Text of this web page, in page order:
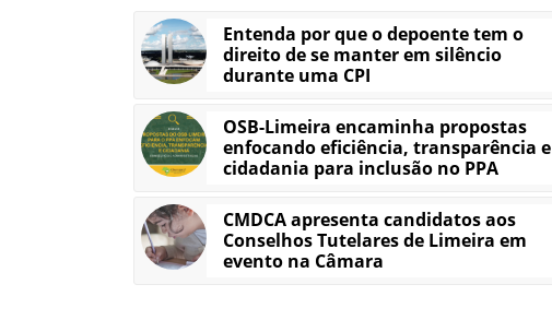
Entenda por que o depoente tem o
direito de se manter em silêncio
durante uma CPI
OSB-Limeira encaminha propostas
enfocando eficiência, transparência e
cidadania para inclusão no PPA
CMDCA apresenta candidatos aos
Conselhos Tutelares de Limeira em
evento na Câmara